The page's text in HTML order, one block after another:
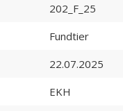
202_F_25
Fundtier
22.07.2025
EKH